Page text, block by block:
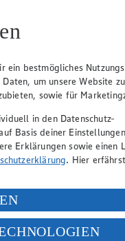
ein bestmögliches
um unsere Website zu
sowie für
in den Datenschutz-
Basis deiner
Erklärungen sowie einen
. Hier
durch Facebook und
Art. 49 Abs. 1 Satz 1 lit.
EuGH sieht die USA als